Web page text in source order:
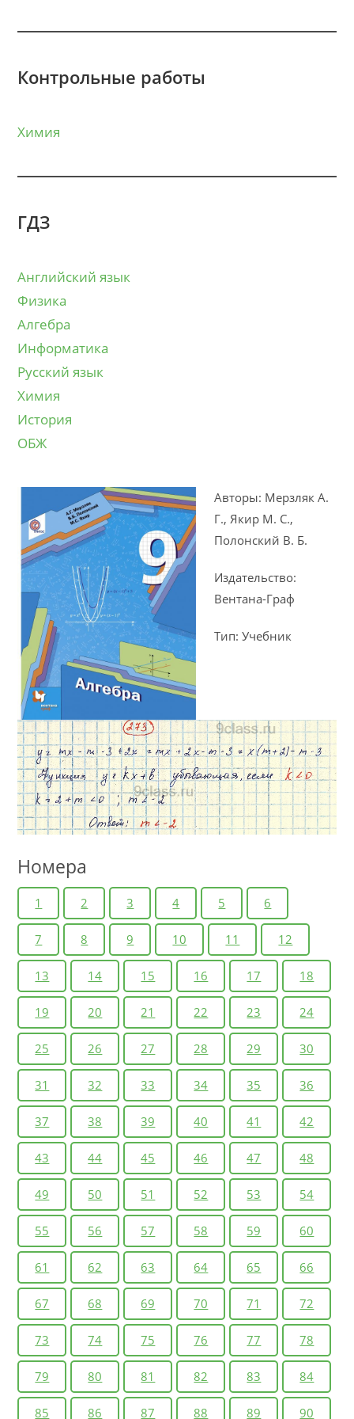
Контрольные работы
Химия
ГДЗ
Английский язык
Физика
Алгебра
Информатика
Русский язык
Химия
История
ОБЖ
Авторы: Мерзляк А.
Г., Якир М. С.,
Полонский В. Б.
Издательство:
Вентана-Граф
Тип: Учебник
Номера
1 2 3 4 5 6
7 8 9 10 11 12
13 14 15 16 17 18
19 20 21 22 23 24
25 26 27 28 29 30
31 32 33 34 35 36
37 38 39 40 41 42
43 44 45 46 47 48
49 50 51 52 53 54
55 56 57 58 59 60
61 62 63 64 65 66
67 68 69 70 71 72
73 74 75 76 77 78
79 80 81 82 83 84
85 86 87 88 89 90